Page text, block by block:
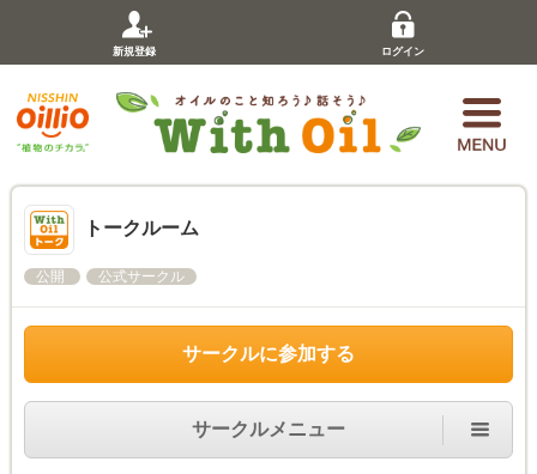
新規登録 ログイン
トークルーム
公開 公式サークル
サークルに参加する
サークルメニュー